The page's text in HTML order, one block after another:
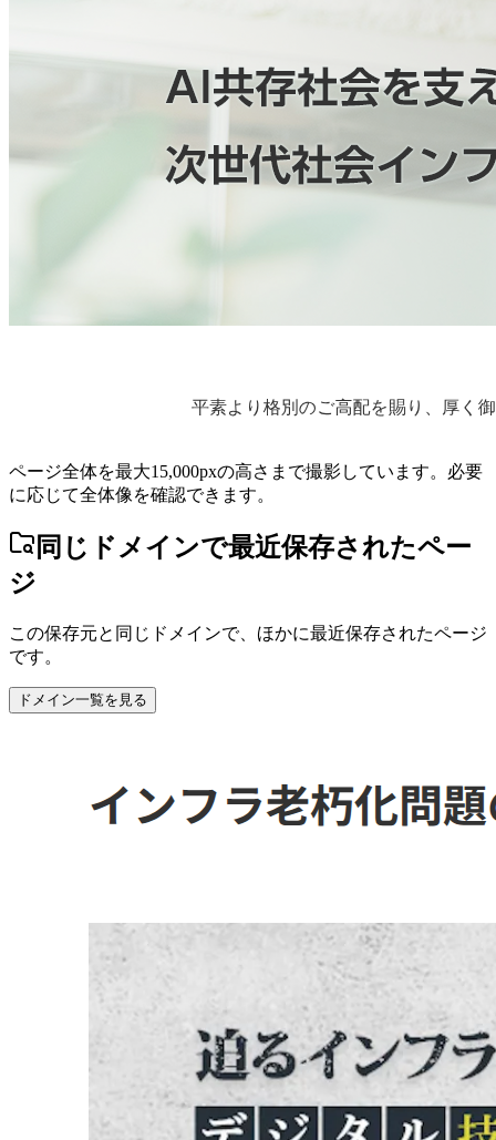
ページ全体を最大15,000pxの高さまで撮影しています。必要
に応じて全体像を確認できます。
同じドメインで最近保存されたペー
ジ
この保存元と同じドメインで、ほかに最近保存されたページ
です。
ドメイン一覧を見る